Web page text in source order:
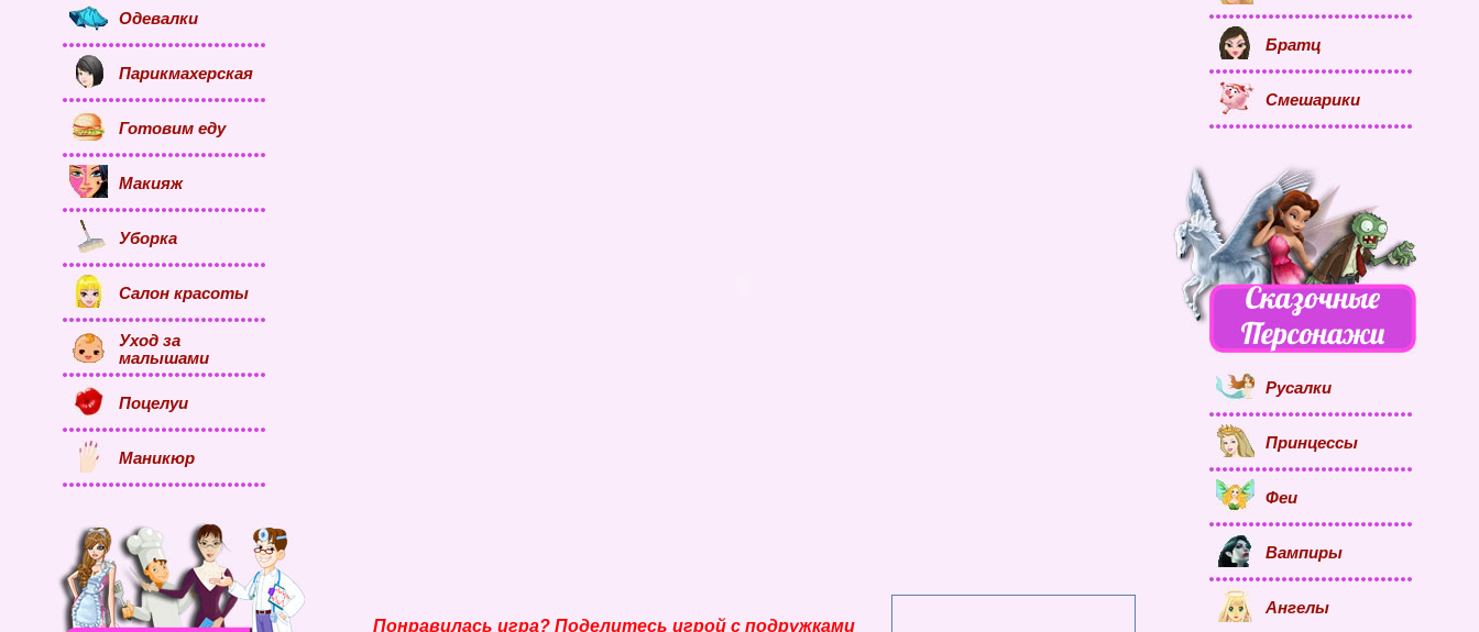
Понравилась игра? Поделитесь игрой с подружками
Одевалки
Парикмахерская
Готовим еду
Макияж
Уборка
Салон красоты
Уход за
малышами
Поцелуи
Маникюр
Братц
Смешарики
Русалки
Принцессы
Феи
Вампиры
Ангелы